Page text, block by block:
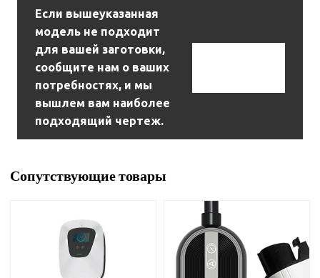
Если вышеуказанная
модель не подходит
для вашей заготовки,
сообщите нам о ваших
потребностях, и мы
вышлем вам наиболее
подходящий чертеж.
Сопутствующие товары